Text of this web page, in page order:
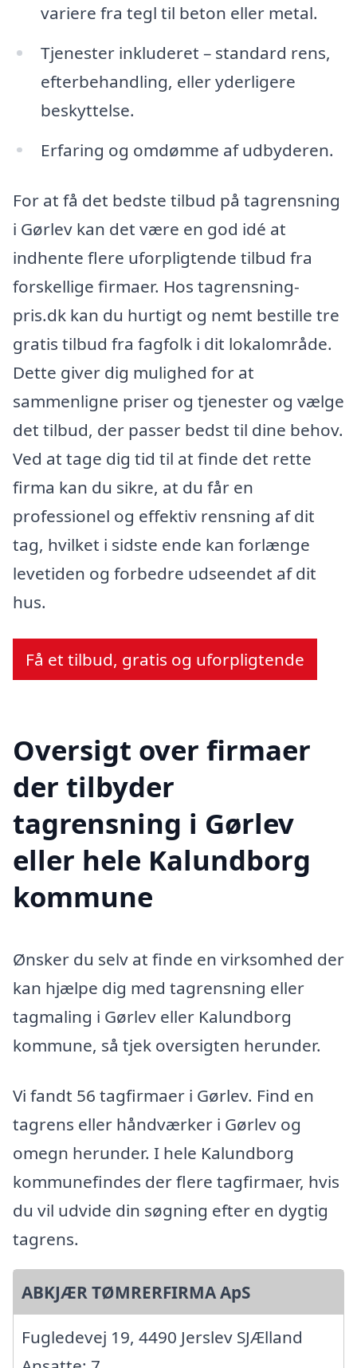
variere fra tegl til beton eller metal.
Tjenester inkluderet – standard rens,
efterbehandling, eller yderligere
beskyttelse.
Erfaring og omdømme af udbyderen.
For at få det bedste tilbud på tagrensning
i Gørlev kan det være en god idé at
indhente flere uforpligtende tilbud fra
forskellige firmaer. Hos tagrensning-
pris.dk kan du hurtigt og nemt bestille tre
gratis tilbud fra fagfolk i dit lokalområde.
Dette giver dig mulighed for at
sammenligne priser og tjenester og vælge
det tilbud, der passer bedst til dine behov.
Ved at tage dig tid til at finde det rette
firma kan du sikre, at du får en
professionel og effektiv rensning af dit
tag, hvilket i sidste ende kan forlænge
levetiden og forbedre udseendet af dit
hus.
Få et tilbud, gratis og uforpligtende
Oversigt over firmaer
der tilbyder
tagrensning i Gørlev
eller hele Kalundborg
kommune
Ønsker du selv at finde en virksomhed der
kan hjælpe dig med tagrensning eller
tagmaling i Gørlev eller Kalundborg
kommune, så tjek oversigten herunder.
Vi fandt 56 tagfirmaer i Gørlev. Find en
tagrens eller håndværker i Gørlev og
omegn herunder. I hele Kalundborg
kommunefindes der flere tagfirmaer, hvis
du vil udvide din søgning efter en dygtig
tagrens.
ABKJÆR TØMRERFIRMA ApS
Fugledevej 19, 4490 Jerslev SJÆlland